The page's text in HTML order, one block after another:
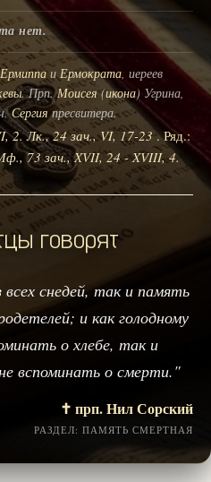
нет.
ЕрмиппаиЕрмократа, иереев
. Прп.Моисея(икона) Угрина,
Сергияпресвитера.
2. Лк., 24 зач., VI, 17-23 . Ряд.:
73 зач., XVII, 24 - XVIII, 4.
говорят
снедей, так и память
и как голодному
о хлебе, так и
вспоминать о смерти."
✝️ прп. Нил Сорский
РАЗДЕЛ: ПАМЯТЬ СМЕРТНАЯ